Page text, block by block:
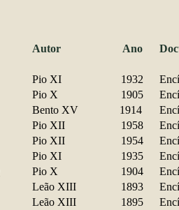
Autor Ano
Pio XI 1932
Pio X 1905
Bento XV 1914
Pio XII 1958
Pio XII 1954
Pio XI 1935
Pio X 1904
Leão XIII 1893
Leão XIII 1895